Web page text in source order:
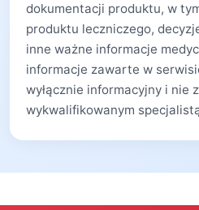
dokumentacji produktu, w
produktu leczniczego,
inne ważne informacje
informacje zawarte w
wyłącznie informacyjny i nie
wykwalifikowanym